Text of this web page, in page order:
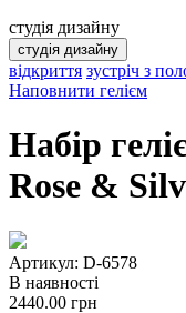
студія дизайну
студія дизайну
відкриття зустріч з
Наповнити гелієм
Набір
Rose &
Артикул: D-6578
В наявності
2440.00 грн